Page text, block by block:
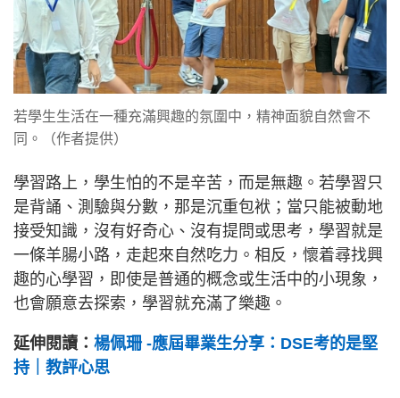
若學生生活在一種充滿興趣的氛圍中，精神面貌自然會不
同。（作者提供）
學習路上，學生怕的不是辛苦，而是無趣。若學習只
是背誦、測驗與分數，那是沉重包袱；當只能被動地
接受知識，沒有好奇心、沒有提問或思考，學習就是
一條羊腸小路，走起來自然吃力。相反，懷着尋找興
趣的心學習，即使是普通的概念或生活中的小現象，
也會願意去探索，學習就充滿了樂趣。
延伸閱讀： 楊佩珊 -應屆畢業生分享：DSE考的是堅
持｜教評心思